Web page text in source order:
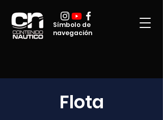
Símbolo de
navegación
Flota